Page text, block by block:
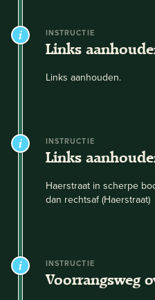
INSTRUCTIE
Links
Links aanhouden.
INSTRUCTIE
Links
Haerstraat in scherpe
dan rechtsaf (Haerstraat)
INSTRUCTIE
Voorrangsweg